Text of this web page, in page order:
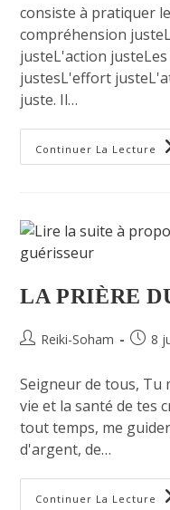
consiste à pratiquer
compréhension
justeL'action
justesL'effort
juste. Il…
Continuer La Lecture
LA PRIÈRE
Reiki-Soham 8
Seigneur de tous, Tu
vie et la santé de tes
tout temps, me
d'argent, de…
Continuer La Lecture